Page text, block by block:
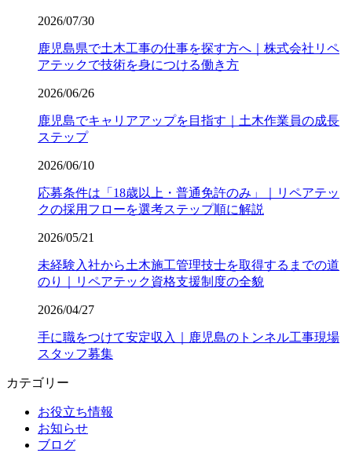
2026/07/30
鹿児島県で土木工事の仕事を探す方へ｜株式会社リペ
アテックで技術を身につける働き方
2026/06/26
鹿児島でキャリアアップを目指す｜土木作業員の成長
ステップ
2026/06/10
応募条件は「18歳以上・普通免許のみ」｜リペアテッ
クの採用フローを選考ステップ順に解説
2026/05/21
未経験入社から土木施工管理技士を取得するまでの道
のり｜リペアテック資格支援制度の全貌
2026/04/27
手に職をつけて安定収入｜鹿児島のトンネル工事現場
スタッフ募集
カテゴリー
お役立ち情報
お知らせ
ブログ